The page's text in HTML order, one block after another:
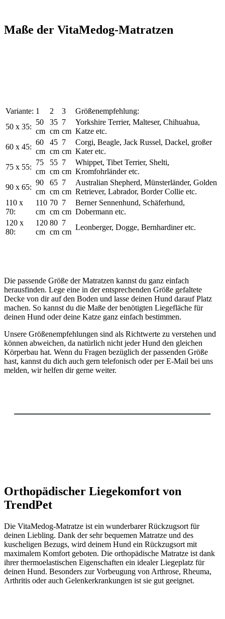
Maße der VitaMedog-Matratzen
Variante: 1 2 3
Größenempfehlung:
50 x 35:
50
cm
35
cm
7
cm
Yorkshire Terrier, Malteser, Chihuahua,
Katze etc.
60 x 45:
60
cm
45
cm
7
cm
Corgi, Beagle, Jack Russel, Dackel, großer
Kater etc.
75 x 55:
75
cm
55
cm
7
cm
Whippet, Tibet Terrier, Shelti,
Kromfohrländer etc.
90 x 65:
90
cm
65
cm
7
cm
Australian Shepherd, Münsterländer, Golden
Retriever, Labrador, Border Collie etc.
110 x
70:
110
cm
70
cm
7
cm
Berner Sennenhund, Schäferhund,
Dobermann etc.
120 x
80:
120
cm
80
cm
7
cm
Leonberger, Dogge, Bernhardiner etc.
Die passende Größe der Matratzen kannst du ganz einfach
herausfinden. Lege eine in der entsprechenden Größe gefaltete
Decke von dir auf den Boden und lasse deinen Hund darauf Platz
machen. So kannst du die Maße der benötigten Liegefläche für
deinen Hund oder deine Katze ganz einfach bestimmen.
Unsere Größenempfehlungen sind als Richtwerte zu verstehen und
können abweichen, da natürlich nicht jeder Hund den gleichen
Körperbau hat. Wenn du Fragen bezüglich der passenden Größe
hast, kannst du dich auch gern telefonisch oder per E-Mail bei uns
melden, wir helfen dir gerne weiter.
Orthopädischer Liegekomfort von
TrendPet
Die VitaMedog-Matratze ist ein wunderbarer Rückzugsort für
deinen Liebling. Dank der sehr bequemen Matratze und des
kuscheligen Bezugs, wird deinem Hund ein Rückzugsort mit
maximalem Komfort geboten. Die orthopädische Matratze ist dank
ihrer thermoelastischen Eigenschaften ein idealer Liegeplatz für
deinen Hund. Besonders zur Vorbeugung von Arthrose, Rheuma,
Arthritis oder auch Gelenkerkrankungen ist sie gut geeignet.